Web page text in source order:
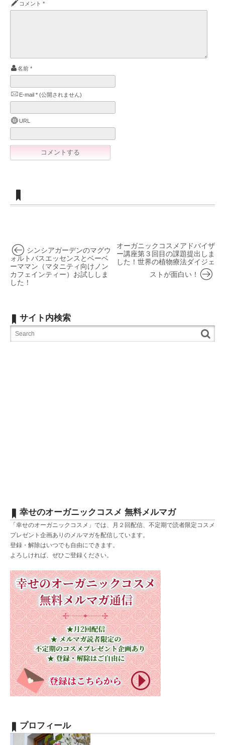
コメント *
名前 *
E-mail * (公開されません)
URL
オーガニックコスメアドバイザ
ー講座第３回目の課題提出しま
した！世界の植物療法ダイジェ
ストが面白い！
シンシアガーデンのマグウ
ォルトバスエッセンスとベーベ
ーママン（マタニティ向けノン
カフェインティー）お試ししま
した！
サイト内検索
幸せのオーガニックコスメ 無料メルマガ
「幸せのオーガニックコスメ」では、月２回配信、不定期で読者限定コスメ
プレゼント企画ありのメルマガを配信しています。
登録・解除はいつでも自由にできます。
よろしければ、ぜひご登録ください。
プロフィール